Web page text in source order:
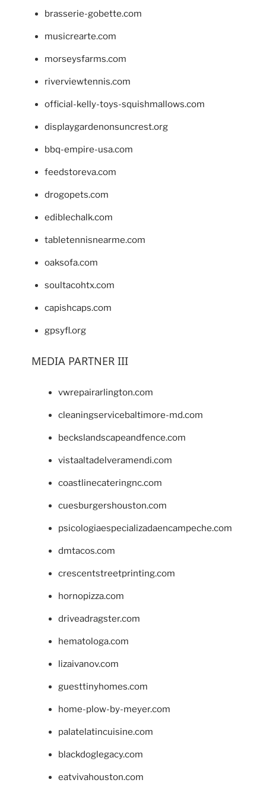
brasserie-gobette.com
musicrearte.com
morseysfarms.com
riverviewtennis.com
official-kelly-toys-squishmallows.com
displaygardenonsuncrest.org
bbq-empire-usa.com
feedstoreva.com
drogopets.com
ediblechalk.com
tabletennisnearme.com
oaksofa.com
soultacohtx.com
capishcaps.com
gpsyfl.org
MEDIA PARTNER III
vwrepairarlington.com
cleaningservicebaltimore-md.com
beckslandscapeandfence.com
vistaaltadelveramendi.com
coastlinecateringnc.com
cuesburgershouston.com
psicologiaespecializadaencampeche.com
dmtacos.com
crescentstreetprinting.com
hornopizza.com
driveadragster.com
hematologa.com
lizaivanov.com
guesttinyhomes.com
home-plow-by-meyer.com
palatelatincuisine.com
blackdoglegacy.com
eatvivahouston.com